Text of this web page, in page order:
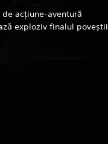
acțiune-aventură
exploziv finalul poveștii